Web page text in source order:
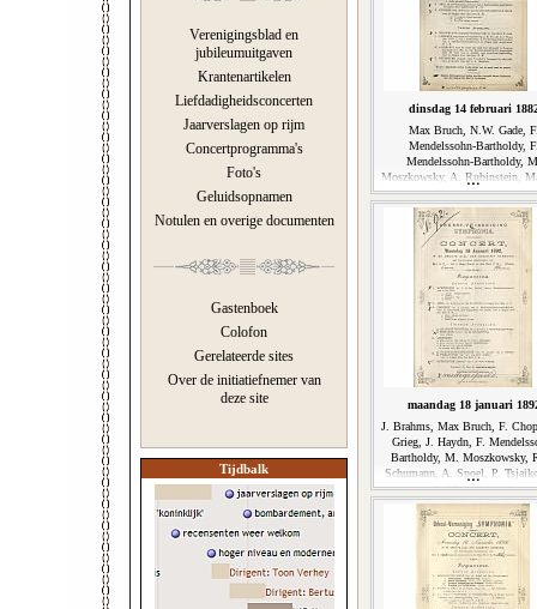
Verenigingsblad en
jubileumuitgaven
Krantenartikelen
Liefdadigheidsconcerten
Jaarverslagen op rijm
Concertprogramma's
Foto's
Geluidsopnamen
Notulen en overige documenten
Gastenboek
Colofon
Gerelateerde sites
Over de initiatiefnemer van
deze site
Tijdbalk
dinsdag 14 februari
Max Bruch, N.W. Gade,
Mendelssohn-Bartholdy,
Mendelssohn-Bartholdy,
Moszkowsky, A. Rubinstein,
de Sandt, Ph. Scharwenka,
Verhulst
maandag 18 januari
J. Brahms, Max Bruch, F.
Grieg, J. Haydn, F.
Bartholdy, M. Moszkowsky,
Schumann, A. Spoel, P.
C.M. von Weber